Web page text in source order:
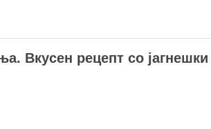
Вкусен рецепт со